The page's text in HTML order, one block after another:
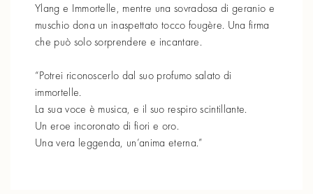
Ylang e Immortelle, mentre una sovradosa di geranio e
muschio dona un inaspettato tocco fougère. Una firma
che può solo sorprendere e incantare.
“Potrei riconoscerlo dal suo profumo salato di
immortelle.
La sua voce è musica, e il suo respiro scintillante.
Un eroe incoronato di fiori e oro.
Una vera leggenda, un’anima eterna.”